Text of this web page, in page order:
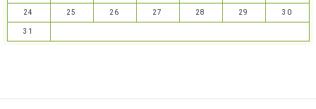
24 25 26 27 28 29 30
31